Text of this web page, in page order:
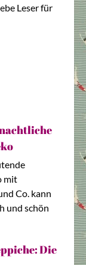
Leser für
mit
Co. kann
und schön
Die